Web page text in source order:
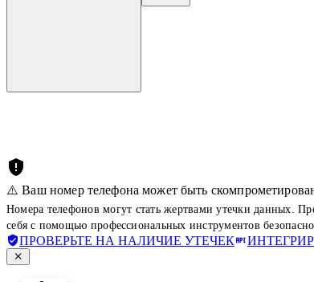
⚠️ Ваш номер телефона может быть
Номера телефонов могут стать жертвами утечки данных.
себя с помощью профессиональных инструментов
ПРОВЕРЬТЕ НА НАЛИЧИЕ УТЕЧЕК